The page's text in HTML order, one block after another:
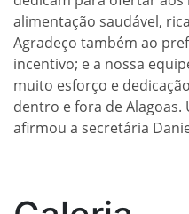
alimentação saudável,
Agradeço também ao
incentivo; e a nossa
muito esforço e
dentro e fora de
afirmou a secretária